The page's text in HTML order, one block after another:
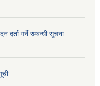
दर्ता गर्ने सम्बन्धी सूचना